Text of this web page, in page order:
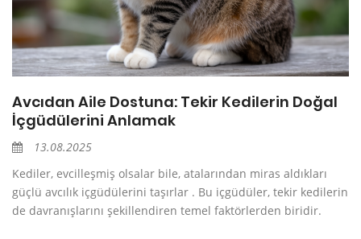
Avcıdan Aile Dostuna: Tekir Kedilerin Doğal
İçgüdülerini Anlamak
13.08.2025
Kediler, evcilleşmiş olsalar bile, atalarından miras aldıkları
güçlü avcılık içgüdülerini taşırlar . Bu içgüdüler, tekir kedilerin
de davranışlarını şekillendiren temel faktörlerden biridir.